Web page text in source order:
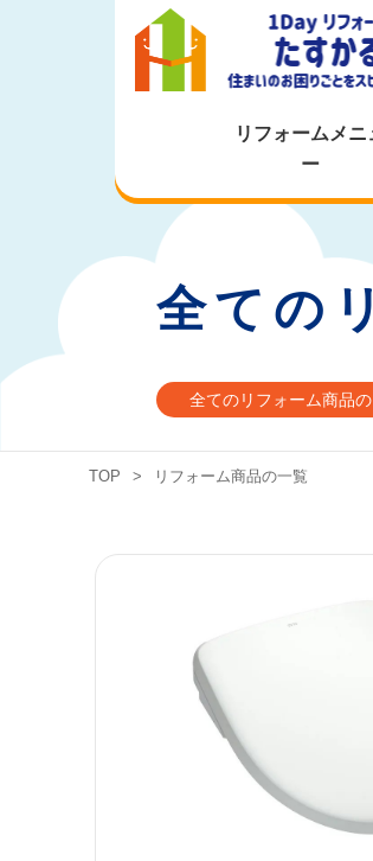
リフォームメニ
ー
全ての
全てのリフォーム商品の
TOP > リフォーム商品の一覧